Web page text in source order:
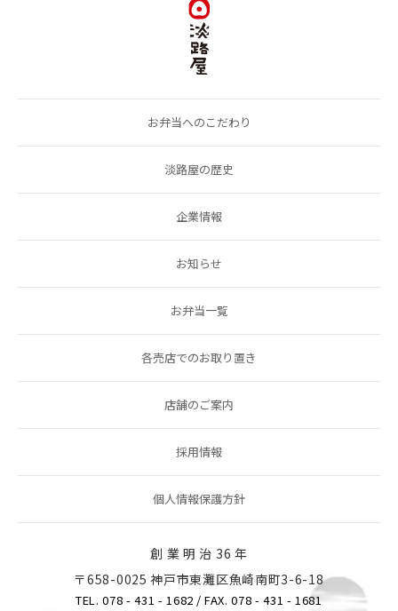
お弁当へのこだわり
淡路屋の歴史
企業情報
お知らせ
お弁当一覧
各売店でのお取り置き
店舗のご案内
採用情報
個人情報保護方針
創 業 明 治 36 年
〒658-0025 神戸市東灘区魚崎南町3-6-18
TEL. 078 - 431 - 1682 / FAX. 078 - 431 - 1681